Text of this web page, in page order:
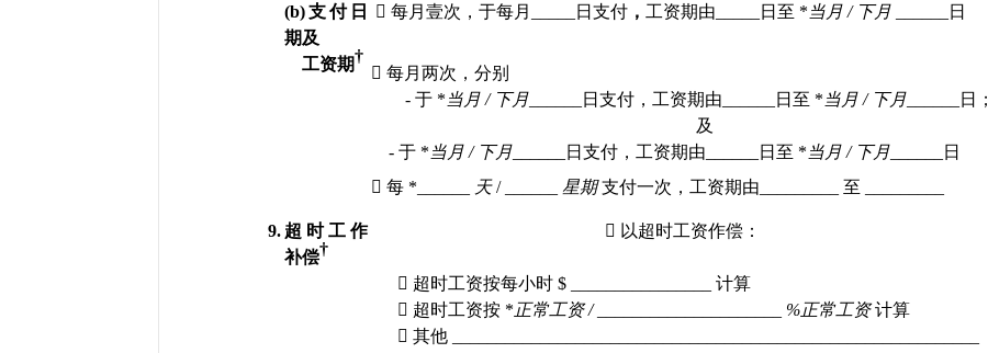
(b)支付日
期及
 每月壹次，于每月 日支付， 工资期由 日至 * 当月 / 下月 ______ 日
工资期†
 每月两次，分别
- 于 * 当月 / 下月______ 日支付，工资期由 日至 * 当月 / 下月______
日；
及
- 于 * 当月 / 下月 日支付，工资期由 日至 * 当月 / 下月
日
 每 *______ 天 / ______ 星期 支付一次，工资期由 _________ 至
9. 超时工作
补偿†
 以超时工资作偿：
 超时工资按每小时 $ ________________ 计算
 超时工资按 * 正常工资 / _____________________ %正常工资 计算
 其他